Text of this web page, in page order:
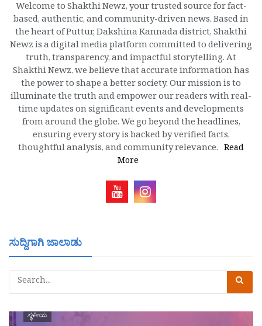
Welcome to Shakthi Newz, your trusted source for fact-
based, authentic, and community-driven news. Based in
the heart of Puttur, Dakshina Kannada district, Shakthi
Newz is a digital media platform committed to delivering
truth, transparency, and impactful storytelling. At
Shakthi Newz, we believe that accurate information has
the power to shape a better society. Our mission is to
illuminate the truth and empower our readers with real-
time updates on significant events and developments
from around the globe. We go beyond the headlines,
ensuring every story is backed by verified facts,
thoughtful analysis, and community relevance. Read
More
ಸುದ್ದಿಗಾಗಿ ಜಾಲಾಡು
ಸ್ಥಳೀಯ